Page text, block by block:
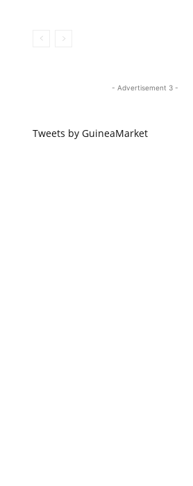
- Advertisement 3 -
Tweets by GuineaMarket